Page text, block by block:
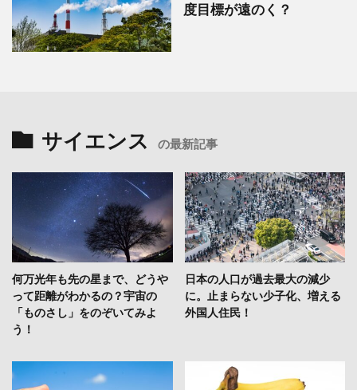
度目標が遠のく？
サイエンス の最新記事
何万光年も先の星まで、どうや
って距離がわかるの？宇宙の
「ものさし」をのぞいてみよ
う！
日本の人口が過去最大の減少
に。止まらない少子化、増える
外国人住民！